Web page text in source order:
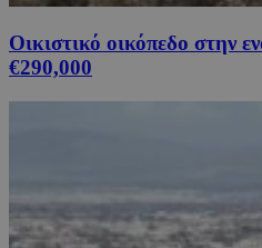
Οικιστικό οικόπεδο στην
€290,000